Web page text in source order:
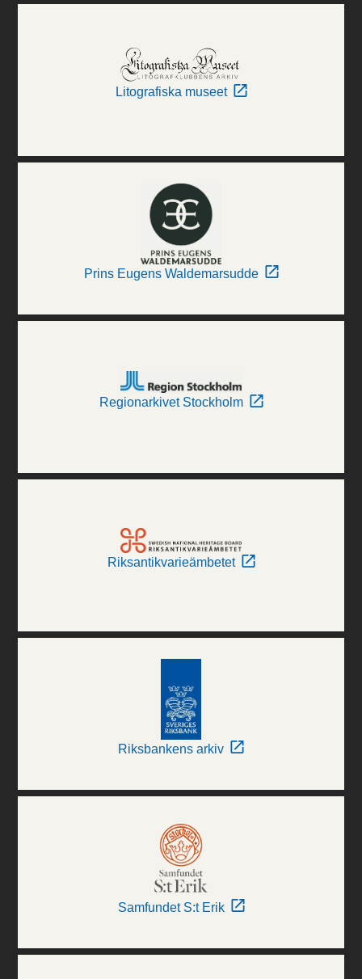
Litografiska museet
Prins Eugens Waldemarsudde
Regionarkivet Stockholm
Riksantikvarieämbetet
Riksbankens arkiv
Samfundet S:t Erik